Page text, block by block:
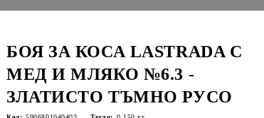
БОЯ ЗА КОСА LASTRADA С
МЕД И МЛЯКО №6.3 -
ЗЛАТИСТО ТЪМНО РУСО